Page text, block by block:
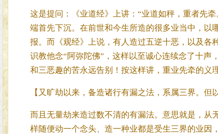
这是提问：《业道经》上讲：“业道如秤，重者先
端首先下沉。在前世和今生所造的很多业当中，以
报。而《观经》上说，有人造过五逆十恶，以及各
识教他念“阿弥陀佛”，这样以至诚心连续念了十
和三恶趣的苦永远告别！按这样讲，重业先牵的义
【又旷劫以来，备造诸行有漏之法，系属三界。
而且无量劫来造过数不清的有漏法。意思就是，从
样随便动一个念头、造一种业都是受生三界的业因